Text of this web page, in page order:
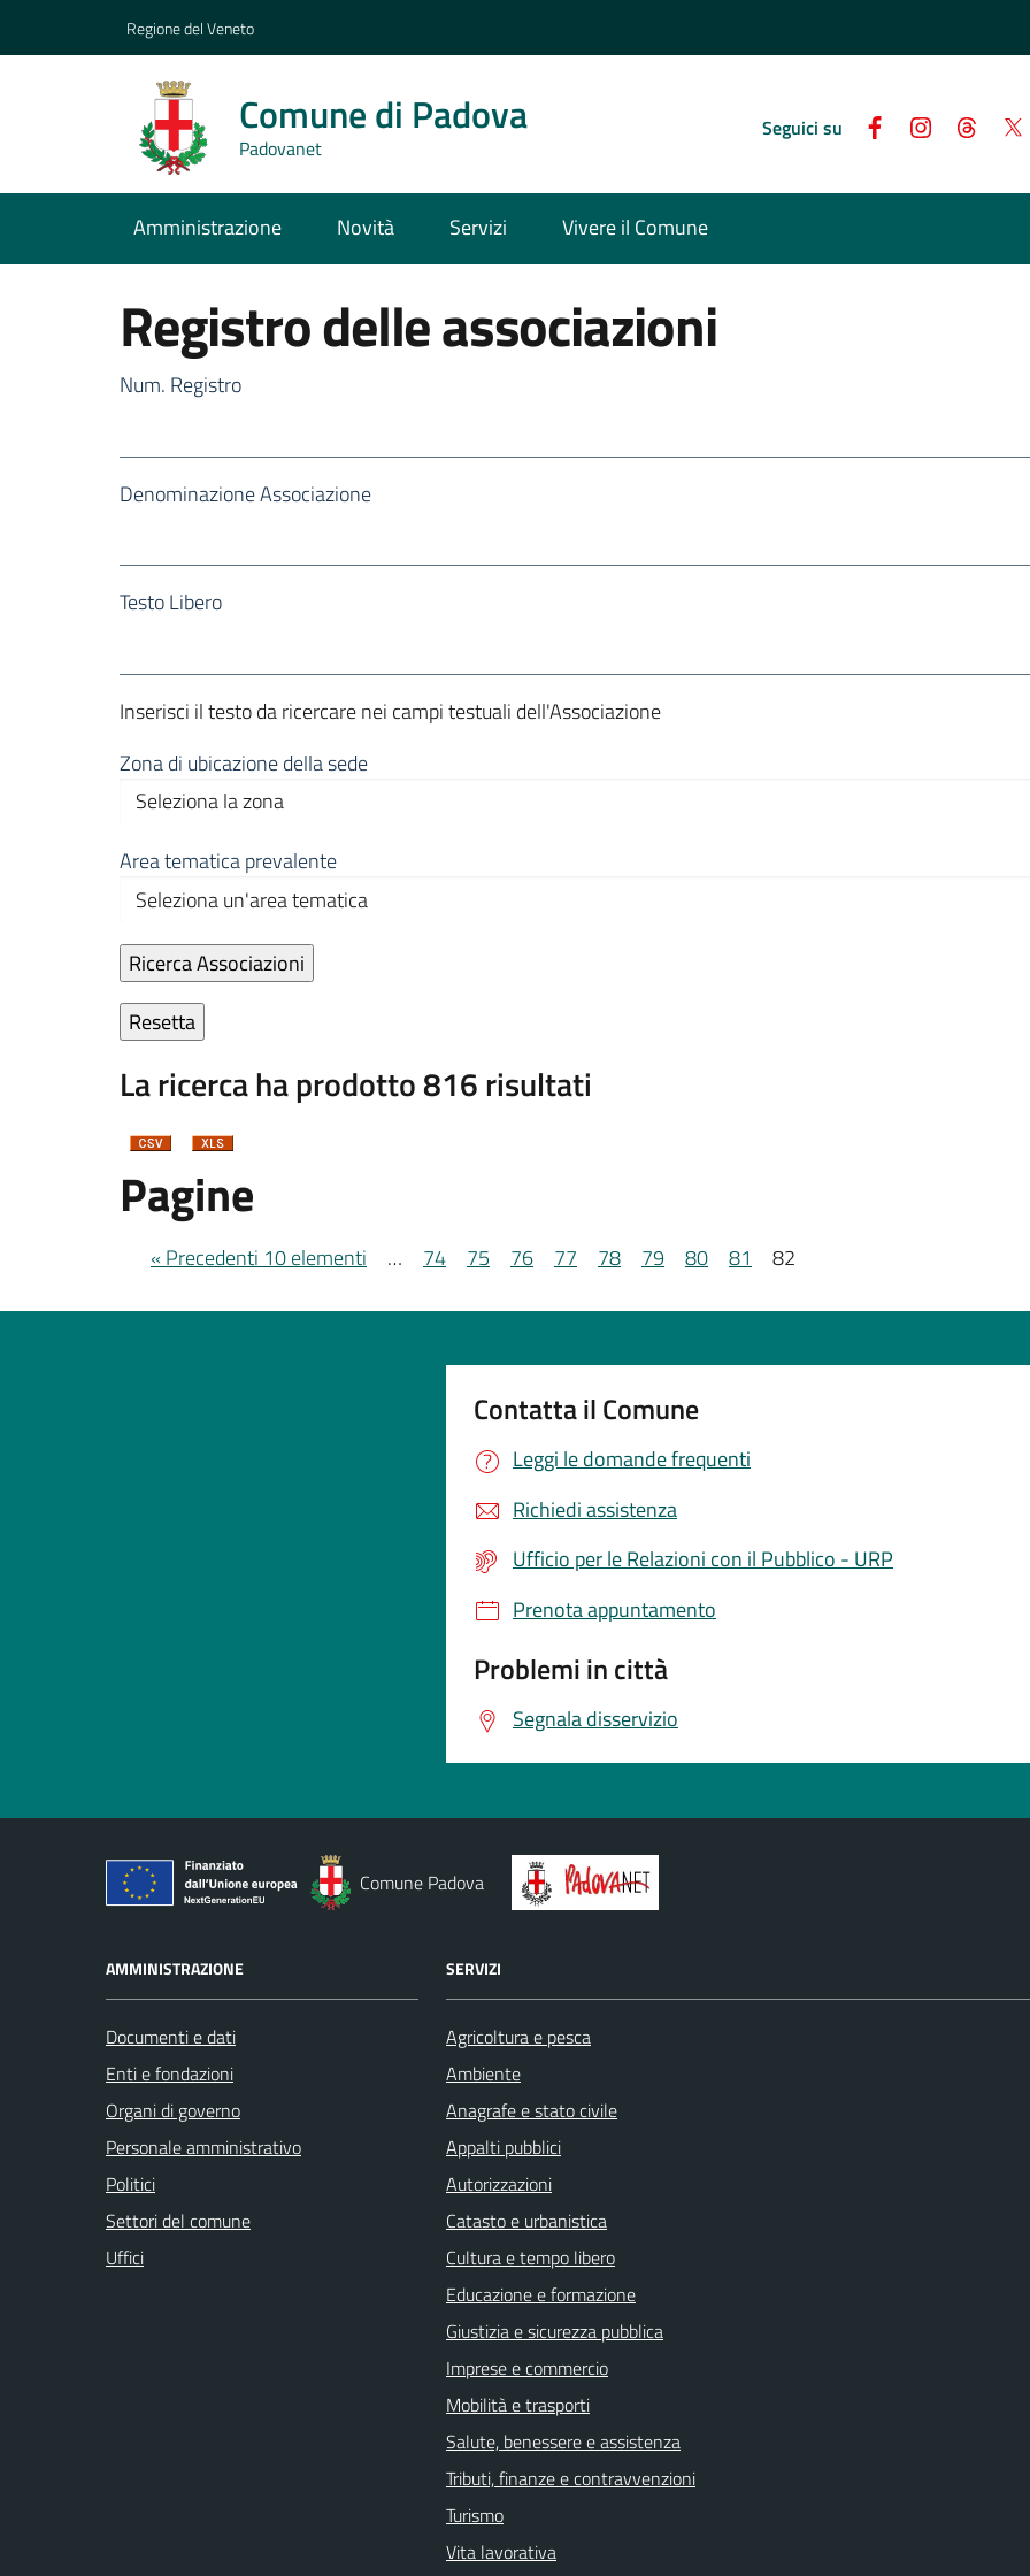
Regione del Veneto
Comune di Padova
Padovanet
Seguici su
Amministrazione Novità Servizi Vivere il Comune
Registro delle associazioni
Num. Registro
Denominazione Associazione
Testo Libero
Inserisci il testo da ricercare nei campi testuali dell'Associazione
Zona di ubicazione della sede
Area tematica prevalente
La ricerca ha prodotto 816 risultati
Pagine
« Precedenti 10 elementi … 74 75 76 77 78 79 80 81 82
Contatta il Comune
Leggi le domande frequenti
Richiedi assistenza
Ufficio per le Relazioni con il Pubblico - URP
Prenota appuntamento
Problemi in città
Segnala disservizio
Comune Padova
AMMINISTRAZIONE
Documenti e dati
Enti e fondazioni
Organi di governo
Personale amministrativo
Politici
Settori del comune
Uffici
SERVIZI
Agricoltura e pesca
Ambiente
Anagrafe e stato civile
Appalti pubblici
Autorizzazioni
Catasto e urbanistica
Cultura e tempo libero
Educazione e formazione
Giustizia e sicurezza pubblica
Imprese e commercio
Mobilità e trasporti
Salute, benessere e assistenza
Tributi, finanze e contravvenzioni
Turismo
Vita lavorativa